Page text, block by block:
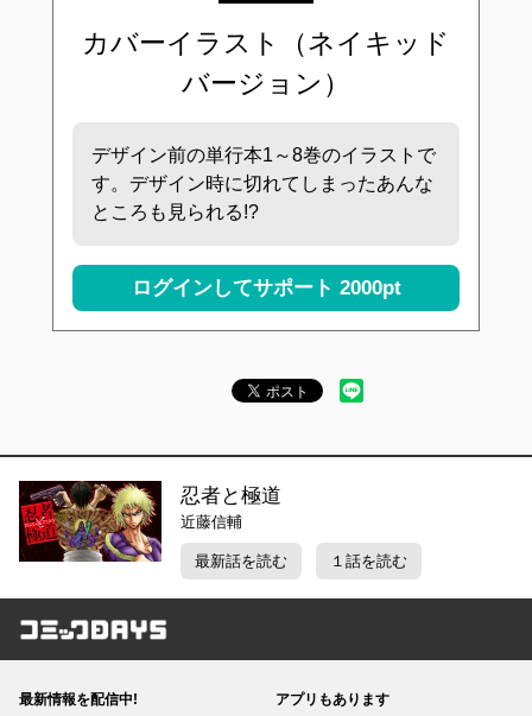
カバーイラスト（ネイキッド
バージョン）
デザイン前の単行本1～8巻のイラストで
す。デザイン時に切れてしまったあんな
ところも見られる!?
ログインしてサポート 2000pt
忍者と極道
近藤信輔
最新話を読む １話を読む
コミックDAYS
最新情報を配信中! アプリもあります